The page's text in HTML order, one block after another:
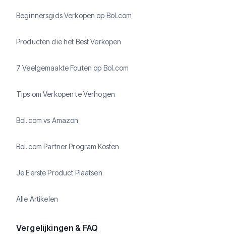
Beginnersgids Verkopen op Bol.com
Producten die het Best Verkopen
7 Veelgemaakte Fouten op Bol.com
Tips om Verkopen te Verhogen
Bol.com vs Amazon
Bol.com Partner Program Kosten
Je Eerste Product Plaatsen
Alle Artikelen
Vergelijkingen & FAQ